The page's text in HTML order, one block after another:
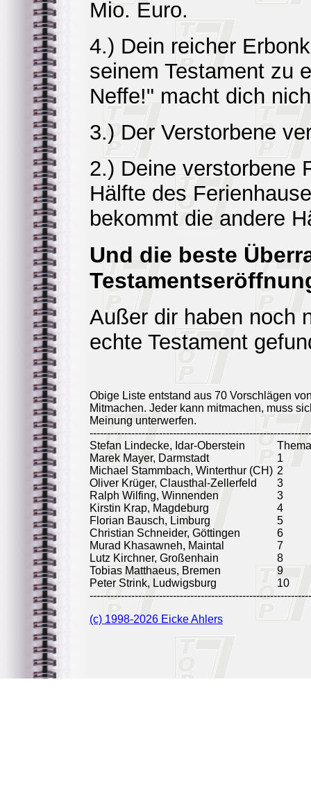
Mio. Euro.
4.) Dein reicher
seinem Testament zu
Neffe!" macht dich
3.) Der Verstorbene
2.) Deine verstorbene
Hälfte des
bekommt die andere
Und die beste
Außer dir haben noch
echte Testament
Obige Liste entstand aus 70 Vorschlägen
Mitmachen. Jeder kann mitmachen, muss
Meinung unterwerfen.
Stefan Lindecke, Idar-Oberstein
Marek Mayer, Darmstadt
1
Michael Stammbach, Winterthur (CH) 2
Oliver Krüger, Clausthal-Zellerfeld
3
Ralph Wilfing, Winnenden
3
Kirstin Krap, Magdeburg
4
Florian Bausch, Limburg
5
Christian Schneider, Göttingen
6
Murad Khasawneh, Maintal
7
Lutz Kirchner, Großenhain
8
Tobias Matthaeus, Bremen
9
Peter Strink, Ludwigsburg
10
(c) 1998-2026 Eicke Ahlers